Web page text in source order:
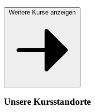
Weitere Kurse anzeigen
Unsere Kursstandorte